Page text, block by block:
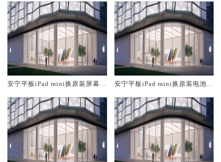
安宁平板iPad mini换原装屏幕服
安宁平板iPad mini换原装电池维